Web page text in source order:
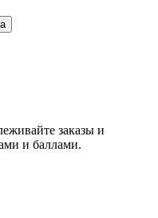
заказы и
и баллами.